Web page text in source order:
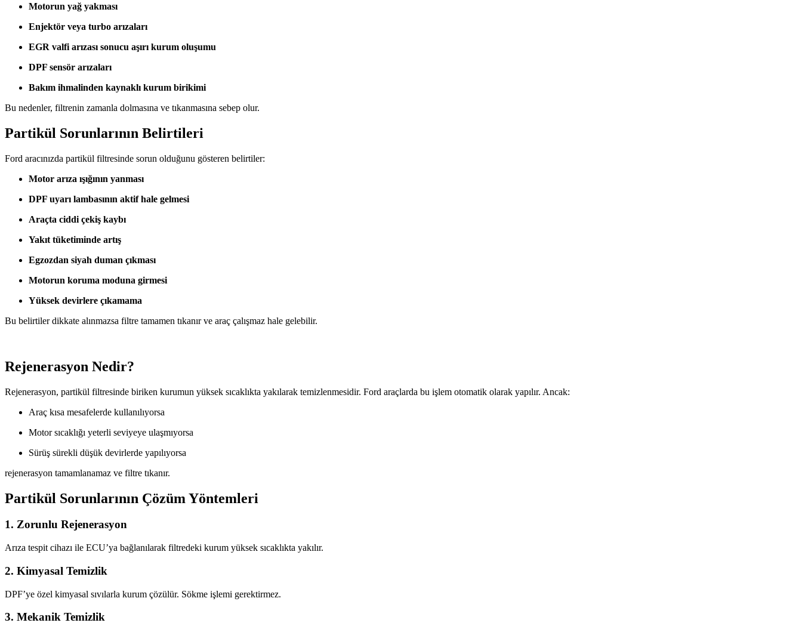
Motorun yağ yakması
Enjektör veya turbo arızaları
EGR valfi arızası sonucu aşırı kurum oluşumu
DPF sensör arızaları
Bakım ihmalinden kaynaklı kurum birikimi
Bu nedenler, filtrenin zamanla dolmasına ve tıkanmasına sebep olur.
Partikül Sorunlarının Belirtileri
Ford aracınızda partikül filtresinde sorun olduğunu gösteren belirtiler:
Motor arıza ışığının yanması
DPF uyarı lambasının aktif hale gelmesi
Araçta ciddi çekiş kaybı
Yakıt tüketiminde artış
Egzozdan siyah duman çıkması
Motorun koruma moduna girmesi
Yüksek devirlere çıkamama
Bu belirtiler dikkate alınmazsa filtre tamamen tıkanır ve araç çalışmaz hale gelebilir.
Rejenerasyon Nedir?
Rejenerasyon, partikül filtresinde biriken kurumun yüksek sıcaklıkta yakılarak temizlenmesidir. Ford araçlarda bu işlem otomatik olarak yapılır. Ancak:
Araç kısa mesafelerde kullanılıyorsa
Motor sıcaklığı yeterli seviyeye ulaşmıyorsa
Sürüş sürekli düşük devirlerde yapılıyorsa
rejenerasyon tamamlanamaz ve filtre tıkanır.
Partikül Sorunlarının Çözüm Yöntemleri
1. Zorunlu Rejenerasyon
Arıza tespit cihazı ile ECU’ya bağlanılarak filtredeki kurum yüksek sıcaklıkta yakılır.
2. Kimyasal Temizlik
DPF’ye özel kimyasal sıvılarla kurum çözülür. Sökme işlemi gerektirmez.
3. Mekanik Temizlik